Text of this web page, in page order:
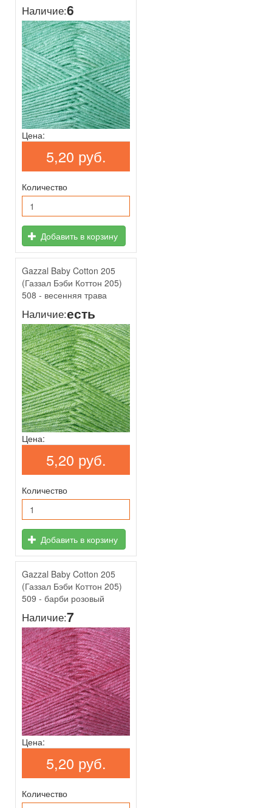
Наличие:6
Цена:
5,20 руб.
Количество
Добавить в корзину
Gazzal Baby Cotton 205
(Газзал Бэби Коттон 205)
508 - весенняя трава
Наличие:есть
Цена:
5,20 руб.
Количество
Добавить в корзину
Gazzal Baby Cotton 205
(Газзал Бэби Коттон 205)
509 - барби розовый
Наличие:7
Цена:
5,20 руб.
Количество